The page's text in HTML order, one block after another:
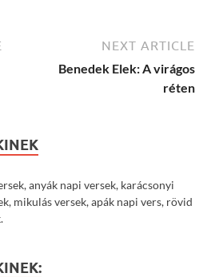
NEXT ARTICLE
Benedek Elek: A virágos
réten
anyák napi versek, karácsonyi
mikulás versek, apák napi vers, rövid